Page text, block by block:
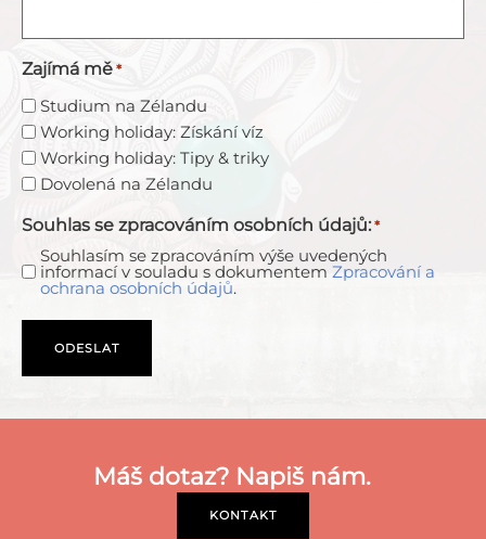
Zajímá mě *
Studium na Zélandu
Working holiday: Získání víz
Working holiday: Tipy & triky
Dovolená na Zélandu
Souhlas se zpracováním osobních údajů: *
Souhlasím se zpracováním výše uvedených
informací v souladu s dokumentem Zpracování a
ochrana osobních údajů.
Máš dotaz? Napiš nám.
KONTAKT